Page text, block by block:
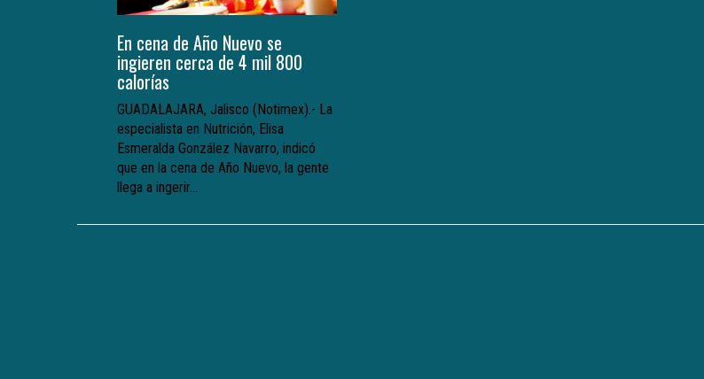
En cena de Año Nuevo se
ingieren cerca de 4 mil 800
calorías
GUADALAJARA, Jalisco (Notimex).- La
especialista en Nutrición, Elisa
Esmeralda González Navarro, indicó
que en la cena de Año Nuevo, la gente
llega a ingerir...